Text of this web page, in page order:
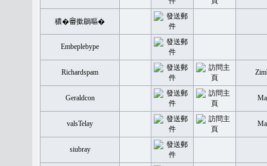
穠�𤲞撳鶥嘔�
Embeplebype
Richardspam
Geraldcon
valsTelay
siubray